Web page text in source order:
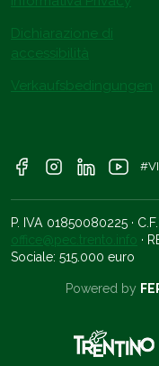
Dichiarazione di
accessibilità
Verkaufsbedingungen
P. IVA 01850080225 ·
office@pec.trento.info ·
Sociale: 515.000 euro
Powered by